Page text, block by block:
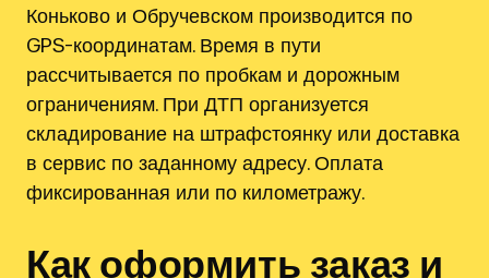
Коньково и Обручевском производится по
GPS-координатам. Время в пути
рассчитывается по пробкам и дорожным
ограничениям. При ДТП организуется
складирование на штрафстоянку или доставка
в сервис по заданному адресу. Оплата
фиксированная или по километражу.
Как оформить заказ и